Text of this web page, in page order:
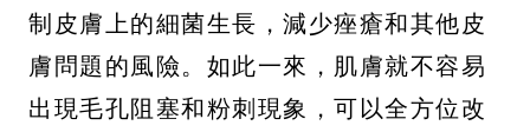
制皮膚上的細菌生長，減少痤瘡和其他皮
膚問題的風險。如此一來，肌膚就不容易
出現毛孔阻塞和粉刺現象，可以全方位改